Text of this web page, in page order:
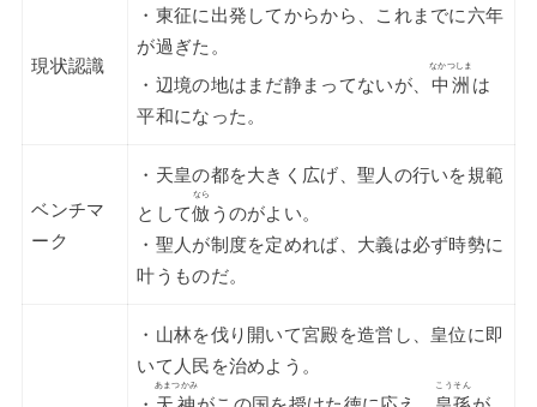
現状認識
・東征に出発してからから、これまでに六年
が過ぎた。
・辺境の地はまだ静まってないが、 中洲
なかつしま
は
平和になった。
ベンチマ
ーク
・天皇の都を大きく広げ、聖人の行いを規範
として倣
なら
うのがよい。
・聖人が制度を定めれば、大義は必ず時勢に
叶うものだ。
・山林を伐り開いて宮殿を造営し、皇位に即
いて人民を治めよう。
あまつかみ こうそん